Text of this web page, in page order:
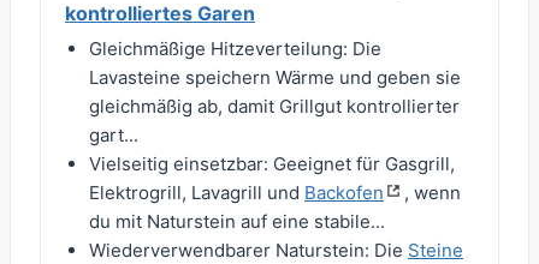
kontrolliertes Garen
Gleichmäßige Hitzeverteilung: Die
Lavasteine speichern Wärme und geben sie
gleichmäßig ab, damit Grillgut kontrollierter
gart...
Vielseitig einsetzbar: Geeignet für Gasgrill,
Elektrogrill, Lavagrill und Backofen
, wenn
du mit Naturstein auf eine stabile...
Wiederverwendbarer Naturstein: Die Steine